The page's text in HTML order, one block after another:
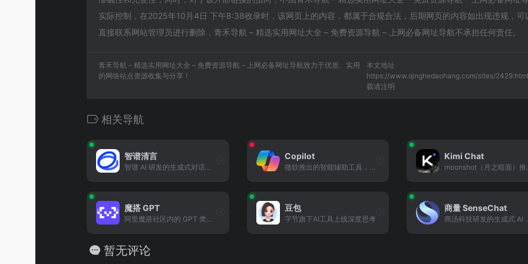
实际控制，在2025年10月4日 下午8:38收录时，该网页上的内容，都属于合规合法，后期网页的内容如出现违规，可
直接联系网站管理员进行删除，青禾导航 – 精选实用网址大全 – 免费资源导航 – 上网必备网址导航不承担任何责任。
青禾导航 – 精选实用网址大全 – 免费资源导航 – 上网必备网址导航致力于优质、实用
的网络站点资源收集与分享！
本文地址
https://www.qinghedaohang.com/sites/
载请注明
相关导航
智谱清言
智谱 AI 研发的生成式对话模型，具备优秀的语言理解与内容生成能力，支持日常对话与专业场景需求。
Copilot
微软推出的智能辅助工具，集成于办公场景，提供文本生成、代码辅助、信息整理等功能。
Kimi Chat
moonshot（月之暗面）推出的智能对话模型，擅长长文本处理、复杂逻辑推理与多轮深度交互。
魔搭 GPT
阿里魔搭社区内的 GPT 类模型应用入口，提供基于开源模型的对话交互服务，支持开发者二次开发。
豆包
字节旗下AI工具上线深度思考
商量 SenseChat
商汤科技研发的生成式 AI 对话平台，具备多模态理解与生成能力，支持专业场景与日常交互。
暂无评论